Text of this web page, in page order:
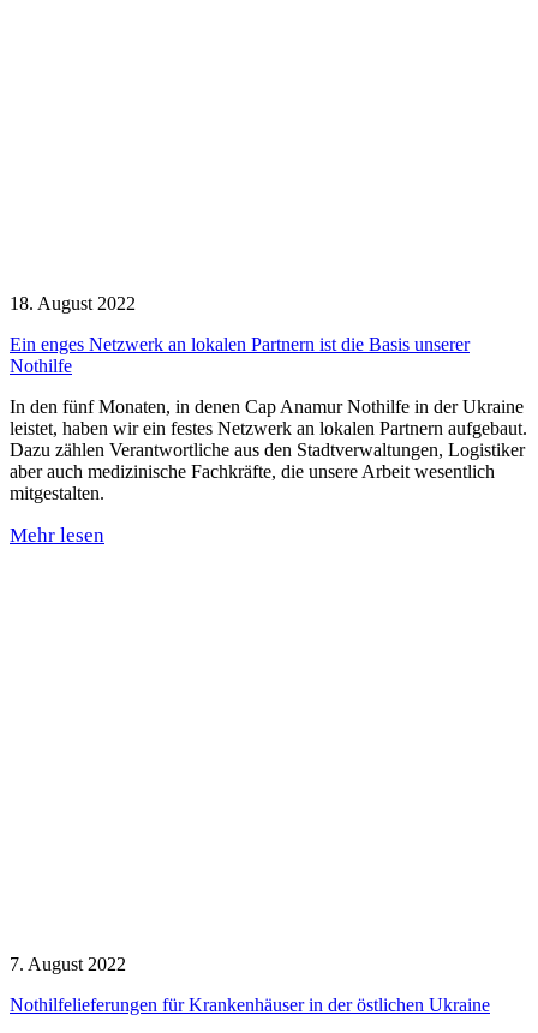
18. August 2022
Ein enges Netzwerk an lokalen Partnern ist die Basis unserer
Nothilfe
In den fünf Monaten, in denen Cap Anamur Nothilfe in der Ukraine
leistet, haben wir ein festes Netzwerk an lokalen Partnern aufgebaut.
Dazu zählen Verantwortliche aus den Stadtverwaltungen, Logistiker
aber auch medizinische Fachkräfte, die unsere Arbeit wesentlich
mitgestalten.
Mehr lesen
7. August 2022
Nothilfelieferungen für Krankenhäuser in der östlichen Ukraine